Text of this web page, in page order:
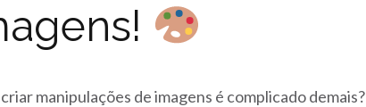
manipulações de imagens é complicado demais?